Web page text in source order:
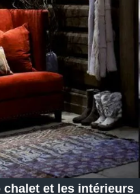
et les intérieurs